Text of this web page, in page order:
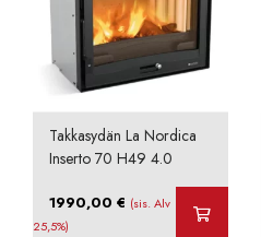
Takkasydän La Nordica
Inserto 70 H49 4.0
1990,00€ (sis. Alv
25,5%)